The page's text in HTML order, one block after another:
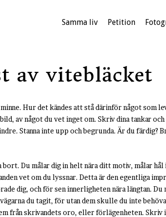
Samma liv Petition
av vitebläcket
Hur det kändes att stå därinför något som
av något du vet inget om. Skriv dina tankar
Stanna inte upp och begrunda. Är du färdig?
Du målar dig in helt nära ditt motiv, målar hål
vet om du lyssnar. Detta är den egentliga
dig, och för sen innerligheten nära längtan. Du
du tagit, för utan dem skulle du inte
från skrivandets oro, eller förlägenheten. Skriv